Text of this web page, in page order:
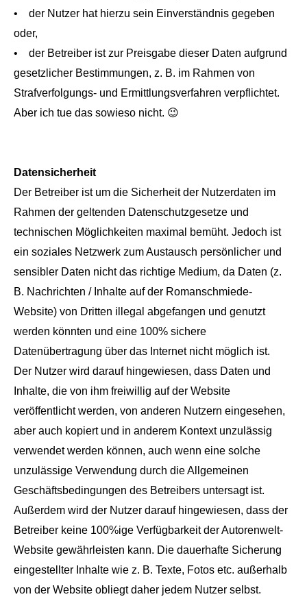
• der Nutzer hat hierzu sein Einverständnis gegeben
oder,
• der Betreiber ist zur Preisgabe dieser Daten aufgrund
gesetzlicher Bestimmungen, z. B. im Rahmen von
Strafverfolgungs- und Ermittlungsverfahren verpflichtet.
Aber ich tue das sowieso nicht. 😉
Datensicherheit
Der Betreiber ist um die Sicherheit der Nutzerdaten im
Rahmen der geltenden Datenschutzgesetze und
technischen Möglichkeiten maximal bemüht. Jedoch ist
ein soziales Netzwerk zum Austausch persönlicher und
sensibler Daten nicht das richtige Medium, da Daten (z.
B. Nachrichten / Inhalte auf der Romanschmiede-
Website) von Dritten illegal abgefangen und genutzt
werden könnten und eine 100% sichere
Datenübertragung über das Internet nicht möglich ist.
Der Nutzer wird darauf hingewiesen, dass Daten und
Inhalte, die von ihm freiwillig auf der Website
veröffentlicht werden, von anderen Nutzern eingesehen,
aber auch kopiert und in anderem Kontext unzulässig
verwendet werden können, auch wenn eine solche
unzulässige Verwendung durch die Allgemeinen
Geschäftsbedingungen des Betreibers untersagt ist.
Außerdem wird der Nutzer darauf hingewiesen, dass der
Betreiber keine 100%ige Verfügbarkeit der Autorenwelt-
Website gewährleisten kann. Die dauerhafte Sicherung
eingestellter Inhalte wie z. B. Texte, Fotos etc. außerhalb
von der Website obliegt daher jedem Nutzer selbst.